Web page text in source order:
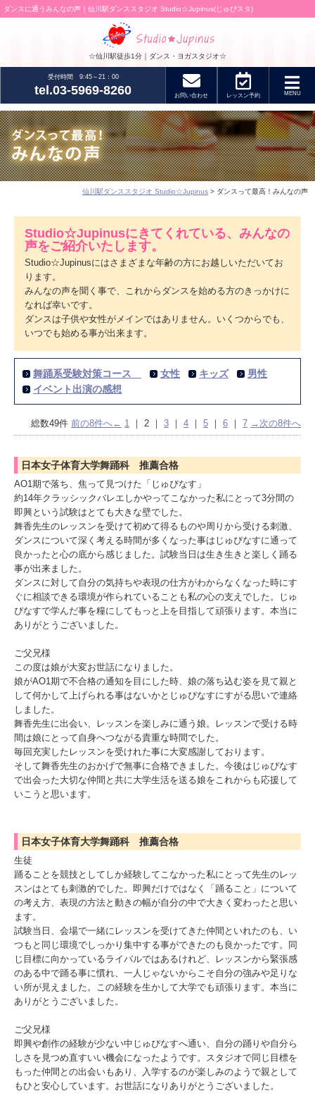
ダンスに通うみんなの声｜仙川駅ダンススタジオ Studio☆Jupinus(じゅぴスタ)
☆仙川駅徒歩1分｜ダンス・ヨガスタジオ☆
受付時間 9:45～21：00
tel.03-5969-8260 お問い合わせ レッスン予約 MENU
仙川駅ダンススタジオ Studio☆Jupinus > ダンスって最高！みんなの声
Studio☆Jupinusにきてくれている、みんなの
声をご紹介いたします。
Studio☆Jupinusにはさまざまな年齢の方にお越しいただいてお
ります。
みんなの声を聞く事で、これからダンスを始める方のきっかけに
なれば幸いです。
ダンスは子供や女性がメインではありません。いくつからでも、
いつでも始める事が出来ます。
舞踊系受験対策コース 女性 キッズ
男性
イベント出演の感想
総数49件 前の8件へ← 1 ｜ 2 ｜ 3 ｜ 4 ｜ 5 ｜ 6 ｜ 7 →次の8件へ
日本女子体育大学舞踊科 推薦合格
AO1期で落ち、焦って見つけた「じゅぴなす」
約14年クラッシックバレエしかやってこなかった私にとって3分間の
即興という試験はとても大きな壁でした。
舞香先生のレッスンを受けて初めて得るものや周りから受ける刺激、
ダンスについて深く考える時間が多くなった事はじゅぴなすに通って
良かったと心の底から感じました。試験当日は生き生きと楽しく踊る
事が出来ました。
ダンスに対して自分の気持ちや表現の仕方がわからなくなった時にす
ぐに相談できる環境が作られていることも私の心の支えでした。じゅ
ぴなすで学んだ事を糧にしてもっと上を目指して頑張ります。本当に
ありがとうございました。
ご父兄様
この度は娘が大変お世話になりました。
娘がAO1期で不合格の通知を目にした時、娘の落ち込む姿を見て親と
して何かして上げられる事はないかとじゅぴなすにすがる思いで連絡
しました。
舞香先生に出会い、レッスンを楽しみに通う娘。レッスンで受ける時
間は娘にとって自身へつながる貴重な時間でした。
毎回充実したレッスンを受けれた事に大変感謝しております。
そして舞香先生のおかげで無事に合格できました。今後はじゅぴなす
で出会った大切な仲間と共に大学生活を送る娘をこれからも応援して
いこうと思います。
日本女子体育大学舞踊科 推薦合格
生徒
踊ることを競技としてしか経験してこなかった私にとって先生のレッ
スンはとても刺激的でした。即興だけではなく「踊ること」について
の考え方、表現の方法と動きの幅が自分の中で大きく変わったと思い
ます。
試験当日、会場で一緒にレッスンを受けてきた仲間といれたのも、い
つもと同じ環境でしっかり集中する事ができたのも良かったです。同
じ目標に向かっているライバルではあるけれど、レッスンから緊張感
のある中で踊る事に慣れ、一人じゃないからこそ自分の強みや足りな
い所が見えました。この経験を生かして大学でも頑張ります。本当に
ありがとうございました。
ご父兄様
即興や創作の経験が少ない中じゅぴなすへ通い、自分の踊りや自分ら
しさを見つめ直すいい機会になったようです。スタジオで同じ目標を
もった仲間との出会いもあり、入学するのが楽しみのようで親として
もひと安心しています。お世話になりありがとうございました。